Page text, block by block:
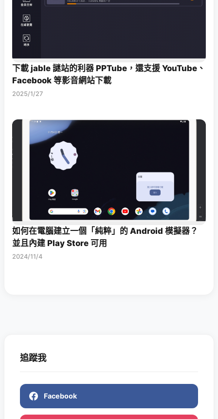
下載 jable 謎站的利器 PPTube，還支援 YouTube、
Facebook 等影音網站下載
2025/1/27
如何在電腦建立一個「純粹」的 Android 模擬器？
並且內建 Play Store 可用
2024/11/4
追蹤我
Facebook